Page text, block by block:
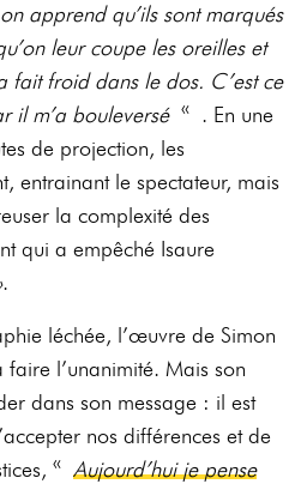
apprend qu’ils sont marqués
leur coupe les oreilles et
fait froid dans le dos. C’est ce
il m’a bouleversé« . En une
de projection, les
entrainant le spectateur, mais
la complexité des
qui a empêché Isaure
.
léchée, l’œuvre de Simon
l’unanimité. Mais son
dans son message : il est
nos différences et de
«Aujourd’hui je pense